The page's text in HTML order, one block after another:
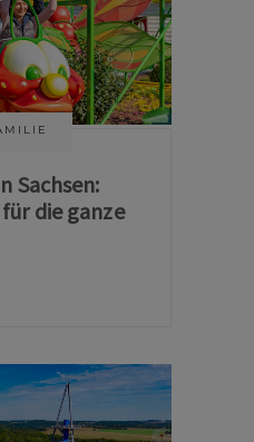
Sachsen:
die ganze